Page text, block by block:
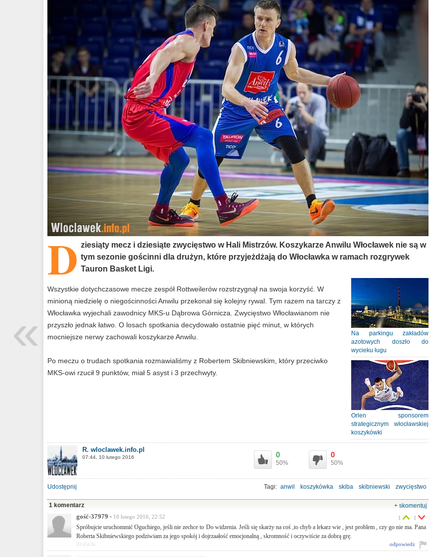
D ziesiąty mecz i dziesiąte zwycięstwo w Hali Mistrzów. Koszykarze Anwilu Włocławek nie są w
tym sezonie gościnni dla drużyn, które przyjeżdżają do Włocławka w ramach rozgrywek
Tauron Basket Ligi.
Na parkingu zakładów
azotowych doszło do
wycieku ługu
Orlen sponsorem
strategicznym włocławskiej
koszykówki
Wszystkie dotychczasowe mecze zespół Rottweilerów rozstrzygnął na swoja korzyść. W
minioną niedzielę o niegościnności Anwilu przekonał się kolejny rywal. Tym razem na tarczy z
Włocławka wyjechali zawodnicy MKS-u Dąbrowa Górnicza. Zwycięstwo Włocławianom nie
przyszło jednak łatwo. O losach spotkania decydowało ostatnie pięć minut, w których
mocniejsze nerwy zachowali koszykarze Anwilu.
Po meczu o trudach spotkania rozmawialiśmy z Robertem Skibniewskim, który przeciwko
MKS-owi rzucił 9 punktów, miał 5 asyst i 3 przechwyty.
R. wloclawek.info.pl
07:44, 10 lutego 2016 0
50%
0
50%
Udostępnij Tagi: anwil koszykówka skiba skibniewski
zwycięstwo
1 komentarz
+ skomentuj
gość-37979 • 10 lutego 2016, 22:52
Spróbujcie uruchommić Oguchiego, jeśli nie zechce to Do widzenia. Jeśli się skarży na coś ,to chyb a lekarz wie , jest problem , czy go nie ma. Pana
Roberta Skibniewskiego podziwiam za jego spokój i dojrzaałość emocjonalną , skromność i oczywiście za dobrą grę.
1 1
odpowiedz
ID:65636
«